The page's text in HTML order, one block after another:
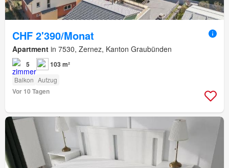
CHF 2'390/Monat
Apartment in 7530, Zernez, Kanton Graubünden
5 103 m²
Balkon Aufzug
Vor 10 Tagen